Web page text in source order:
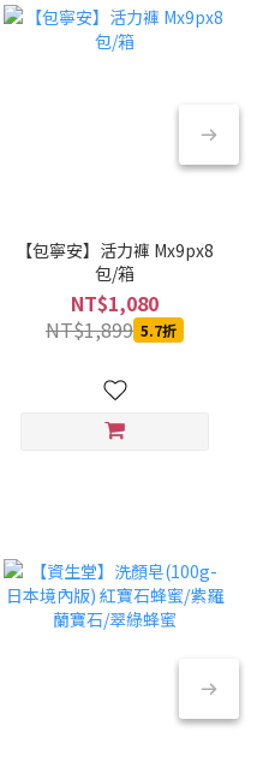
【包寧安】活力褲 Mx9px8
包/箱
NT$1,080
NT$1,899 5.7折